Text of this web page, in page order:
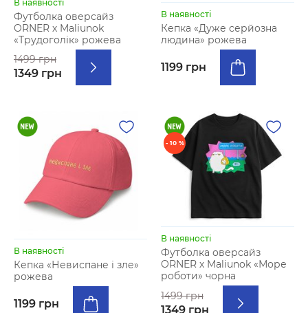
В наявності
Футболка оверсайз
ORNER х Maliunok
«Трудоголік» рожева
1499 грн
1349 грн
В наявності
Кепка «Дуже серйозна
людина» рожева
1199 грн
В наявності
Кепка «Невиспане і зле»
рожева
1199 грн
- 10 %
В наявності
Футболка оверсайз
ORNER х Maliunok «Море
роботи» чорна
1499 грн
1349 грн